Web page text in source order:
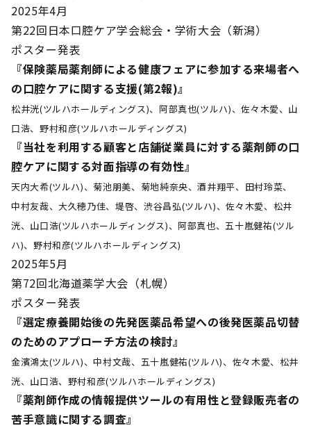
2025年4月
第22回日本口腔ケア学会総会・学術大会（新潟）
ポスター発表
『保険薬局薬剤師による健康フェアに参加する来場者へ
の口腔ケアに関する支援(第2報)』
松井洸(ツルハホールディングス)、阿部真也(ツルハ)、佐々木愛、山
口浩、野村和彦(ツルハホールディングス)
『当社を利用する顧客と店舗従業員に対する薬剤師の口
腔ケアに関する対面指導の有効性』
天内大希(ツルハ)、菊池朋美、菊地純奈央、酒井翔平、田村玲菜、
中村友哉、大久穂乃佳、堤啓、渋谷昌弘(ツルハ)、佐々木愛、松井
洸、山口浩(ツルハホールディングス)、阿部真也、五十嵐健祐(ツル
ハ)、野村和彦(ツルハホールディングス)
2025年5月
第72回北海道薬学大会（札幌）
ポスター発表
『選定療養開始後の先発医薬品希望への後発医薬品切替
のためのアプローチ方法の検討』
金濱鴻太(ツルハ)、中村文哉、五十嵐健祐(ツルハ)、佐々木愛、松井
洸、山口浩、野村和彦(ツルハホールディングス)
『薬剤師作成の情報提供ツールの有用性と登録販売者の
苦手意識に関する調査』